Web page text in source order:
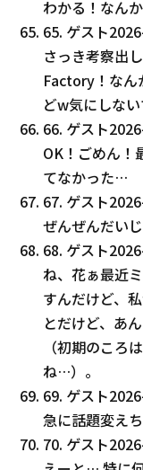
わかる！なん
65. ゲスト
さっき考察出
Factory！なん
どw気にしな
66. ゲスト
OK！ごめん！
てなかった…
67. ゲスト
ぜんぜんだい
68. ゲスト
ね、花ぁ最近
すんだけど、
とだけど、あ
（初期のころ
ね…）。
69. ゲスト
急に話題変え
70. ゲスト